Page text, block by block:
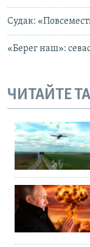
Судак:
«Берег наш»:
ЧИТАЙТЕ